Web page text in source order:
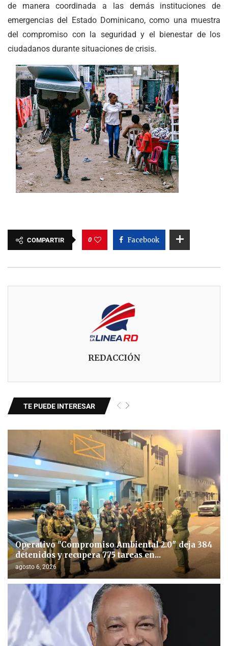
de manera coordinada a las demás instituciones de
emergencias del Estado Dominicano, como una muestra
del compromiso con la seguridad y el bienestar de los
ciudadanos durante situaciones de crisis.
COMPARTIR 0 Facebook
REDACCIÓN
TE PUEDE INTERESAR
Operativo "Compromiso Ambiental 2.0″ deja 384
detenidos y recupera 775 tareas en...
agosto 6, 2026